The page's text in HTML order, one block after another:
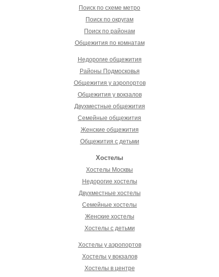
Поиск по схеме метро
Поиск по округам
Поиск по районам
Общежития по комнатам
Недорогие общежития
Районы Подмосковья
Общежития у аэропортов
Общежития у вокзалов
Двухместные общежития
Семейные общежития
Женские общежития
Общежития с детьми
Хостелы
Хостелы Москвы
Недорогие хостелы
Двухместные хостелы
Семейные хостелы
Женские хостелы
Хостелы с детьми
Хостелы у аэропортов
Хостелы у вокзалов
Хостелы в центре